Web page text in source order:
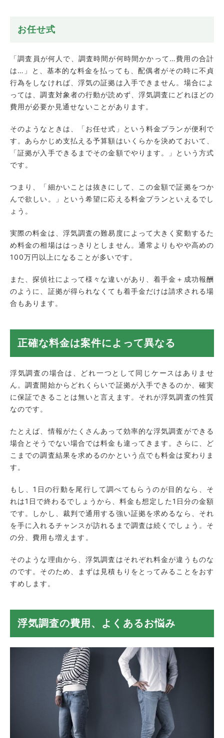
お任せ式
「調査員が何人で、調査時間が何時間かかって…費用の合計
は…」と、基本的な料金を払っても、配偶者がその時に不貞
行為をしなければ、浮気の証拠は入手できません。場合によ
っては、調査対象者の行動が読めず、浮気調査にどれほどの
費用が必要か見通せないことがあります。
そのようなときは、「お任せ式」という料金プランが便利で
す。あらかじめ支払える予算額はいくらかを決めておいて、
「証拠が入手できるまでその金額でやります。」という方式
です。
つまり、「細かいことは抜きにして、この金額で証拠をつか
んで欲しい。」という希望に応える料金プランといえるでし
ょう。
実際の料金は、浮気調査の難易度によって大きく変動するた
め料金の相場ははっきりとしません。通常よりもやや高めの
100万円以上になることが多いです。
また、探偵社によって様々な違いがあり、着手金＋成功報酬
のように、証拠が得られなくても着手金だけは請求される場
合もあります。
正確な料金は案件によって異なる
浮気調査の場合は、どれ一つとして同じケースはありませ
ん。調査開始からどれくらいで証拠が入手できるのか、確実
に保証できることは無いと言えます。それが浮気調査の性質
なのです。
たとえば、情報がたくさんあって効率的な浮気調査ができる
場合とそうでない場合では料金も違ってきます。さらに、ど
こまでの調査結果を求めるのかという点でも料金は変わりま
す。
もし、1日の行動を尾行して調べてもらうのが目的なら、そ
れは1日で終わるでしょうから、料金も想定した1日分の金額
です。しかし、裁判で通用する強い証拠を求めるなら、それ
を手に入れるチャンスが訪れるまで調査は続くでしょう。そ
の分、費用も増えます。
そのような理由から、浮気調査はそれぞれ料金が違うものな
のです。そのため、まずは見積もりをとってみることをおす
すめします。
浮気調査の費用、よくあるお悩み